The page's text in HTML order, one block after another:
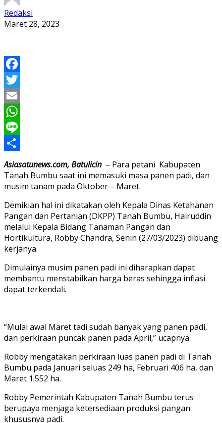
Redaksi
Maret 28, 2023
Facebook
Twitter
Email
WhatsApp
Line
Share
Asiasatunews.com, Batulicin – Para petani Kabupaten
Tanah Bumbu saat ini memasuki masa panen padi, dan
musim tanam pada Oktober – Maret.
Demikian hal ini dikatakan oleh Kepala Dinas Ketahanan
Pangan dan Pertanian (DKPP) Tanah Bumbu, Hairuddin
melalui Kepala Bidang Tanaman Pangan dan
Hortikultura, Robby Chandra, Senin (27/03/2023) dibuang
kerjanya.
Dimulainya musim panen padi ini diharapkan dapat
membantu menstabilkan harga beras sehingga inflasi
dapat terkendali.
“Mulai awal Maret tadi sudah banyak yang panen padi,
dan perkiraan puncak panen pada April,” ucapnya.
Robby mengatakan perkiraan luas panen padi di Tanah
Bumbu pada Januari seluas 249 ha, Februari 406 ha, dan
Maret 1.552 ha.
Robby Pemerintah Kabupaten Tanah Bumbu terus
berupaya menjaga ketersediaan produksi pangan
khususnya padi.